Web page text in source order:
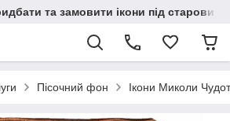
та замовити ікони під
Пісочний фон Ікони Миколи